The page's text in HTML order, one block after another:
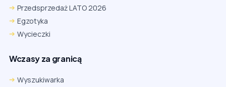
Przedsprzedaż LATO 2026
Egzotyka
Wycieczki
Wczasy za granicą
Wyszukiwarka